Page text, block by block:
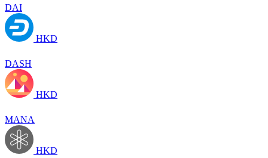
DAI
HKD
DASH
HKD
MANA
HKD